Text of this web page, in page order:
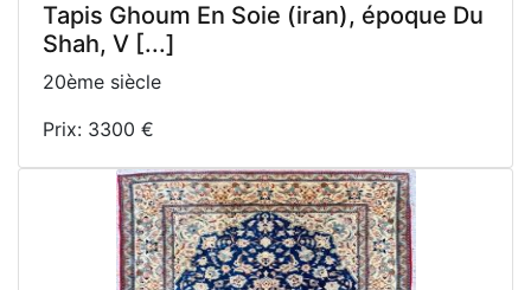
Tapis Ghoum En Soie (iran), époque Du
Shah, V [...]
20ème siècle
Prix: 3300 €